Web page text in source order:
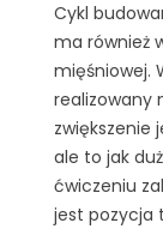
Cykl
ma również
mięśniowej.
realizowany
zwiększenie
ale to jak
ćwiczeniu
jest pozycja